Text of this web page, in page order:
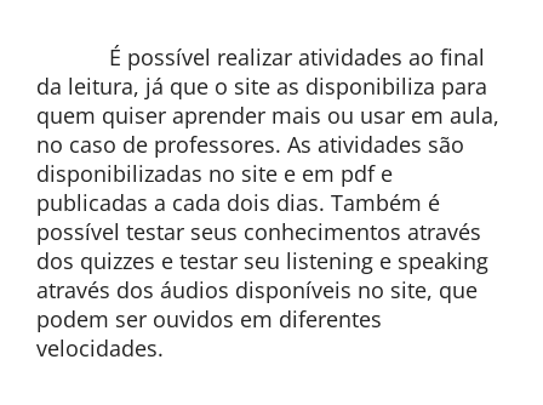
É possível realizar atividades ao final
da leitura, já que o site as disponibiliza para
quem quiser aprender mais ou usar em aula,
no caso de professores. As atividades são
disponibilizadas no site e em pdf e
publicadas a cada dois dias. Também é
possível testar seus conhecimentos através
dos quizzes e testar seu listening e speaking
através dos áudios disponíveis no site, que
podem ser ouvidos em diferentes
velocidades.